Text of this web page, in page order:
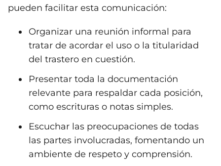
pueden facilitar esta comunicación:
Organizar una reunión informal para
tratar de acordar el uso o la titularidad
del trastero en cuestión.
Presentar toda la documentación
relevante para respaldar cada posición,
como escrituras o notas simples.
Escuchar las preocupaciones de todas
las partes involucradas, fomentando un
ambiente de respeto y comprensión.